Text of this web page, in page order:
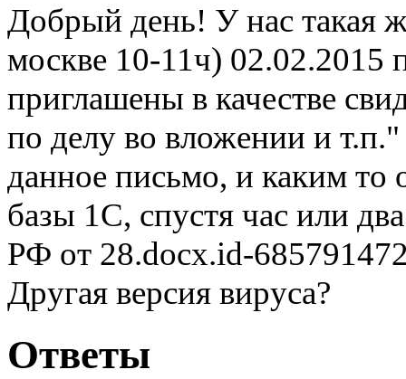
Добрый день! У нас такая
москве 10-11ч) 02.02.2015
приглашены в качестве
по делу во вложении и
данное письмо, и каким
базы 1С, спустя час или
РФ от 28.docx.id-
Другая версия вируса?
Ответы